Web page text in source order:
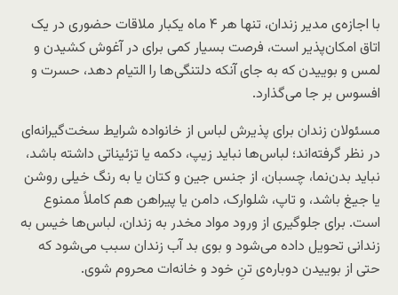
با اجازه‌ی مدیر زندان، تنها هر ۴ ماه یکبار ملاقات حضوری در یک
اتاق امکان‌پذیر است، فرصت بسیار کمی برای در آغوش کشیدن و
لمس و بوییدن که به جای آنکه دلتنگی‌ها را التیام دهد، حسرت و
افسوس بر جا می‌گذارد.
مسئولان زندان برای پذیرش لباس از خانواده شرایط سخت‌گیرانه‌ای
در نظر گرفته‌اند؛ لباس‌ها نباید زیپ، دکمه یا تزئیناتی داشته باشد،
نباید بدن‌نما، چسبان، از جنس جین و کتان یا به رنگ خیلی روشن
یا جیغ باشد، و تاپ، شلوارک، دامن یا پیراهن هم کاملاً ممنوع
است. برای جلوگیری از ورود مواد مخدر به زندان، لباس‌ها خیس به
زندانی تحویل داده میشود و بوی بد آب زندان سبب می‌شود که
حتی از بوییدن دوبارهی تنِ خود و خانه‌ات محروم شوی.